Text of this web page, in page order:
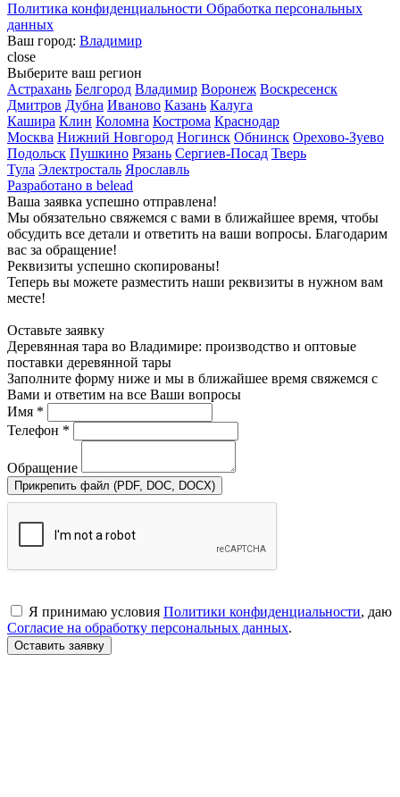
Политика конфиденциальности Обработка персональных
данных
Ваш город: Владимир
close
Выберите ваш регион
Астрахань Белгород Владимир Воронеж Воскресенск
Дмитров Дубна Иваново Казань Калуга
Кашира Клин Коломна Кострома Краснодар
Москва Нижний Новгород Ногинск Обнинск Орехово-Зуево
Подольск Пушкино Рязань Сергиев-Посад Тверь
Тула Электросталь Ярославль
Разработано в belead
Ваша заявка успешно отправлена!
Мы обязательно свяжемся с вами в ближайшее время, чтобы
обсудить все детали и ответить на ваши вопросы. Благодарим
вас за обращение!
Реквизиты успешно скопированы!
Теперь вы можете разместить наши реквизиты в нужном вам
месте!
Оставьте заявку
Деревянная тара во Владимире: производство и оптовые
поставки деревянной тары
Заполните форму ниже и мы в ближайшее время свяжемся с
Вами и ответим на все Ваши вопросы
Имя *
Телефон *
Обращение
Прикрепить файл (PDF, DOC, DOCX)
Я принимаю условия Политики конфиденциальности, даю
Согласие на обработку персональных данных.
Оставить заявку